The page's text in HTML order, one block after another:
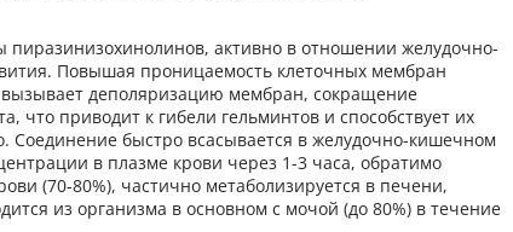
активно в отношении желудочно-
Повышая проницаемость клеточных мембран
вызывает деполяризацию мембран, сокращение
что приводит к гибели гельминтов и способствует их
Соединение быстро всасывается в желудочно-кишечном
в плазме крови через 1-3 часа, обратимо
(70-80%), частично метаболизируется в печени,
из организма в основном с мочой (до 80%) в течение